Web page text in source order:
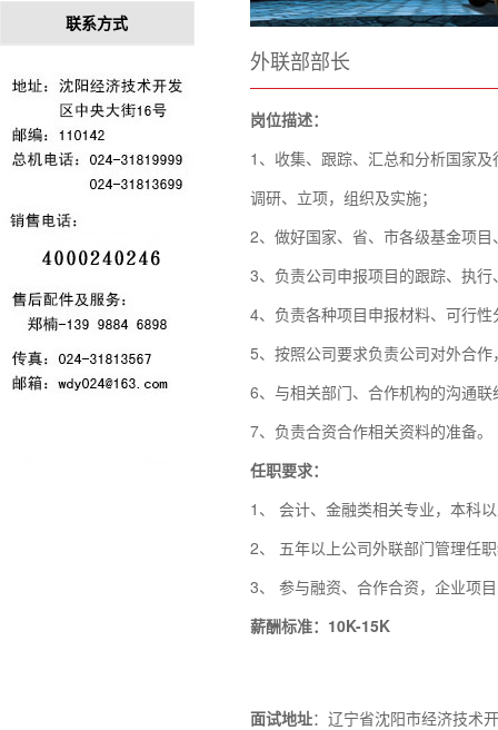
联系方式
外联部部长
岗位描述：
1、收集、跟踪、汇总和分析国家
调研、立项，组织及实施；
2、做好国家、省、市各级基金项
3、负责公司申报项目的跟踪、执
4、负责各种项目申报材料、可行
5、按照公司要求负责公司对外合
6、与相关部门、合作机构的沟通联
7、负责合资合作相关资料的准备。
任职要求：
1、 会计、金融类相关专业，本科
2、 五年以上公司外联部门管理任
3、 参与融资、合作合资，企业项
薪酬标准： 10K-15K
面试地址：辽宁省沈阳市经济技术